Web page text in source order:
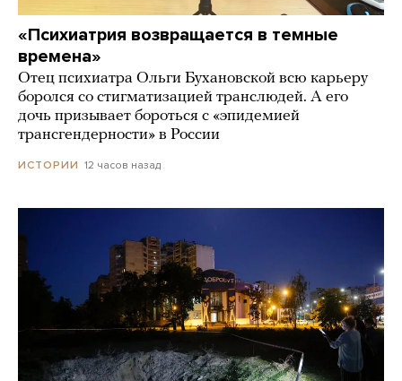
«Психиатрия возвращается в темные
времена»
Отец психиатра Ольги Бухановской всю карьеру
боролся со стигматизацией транслюдей. А его
дочь призывает бороться с «эпидемией
трансгендерности» в России
ИСТОРИИ 12 часов назад